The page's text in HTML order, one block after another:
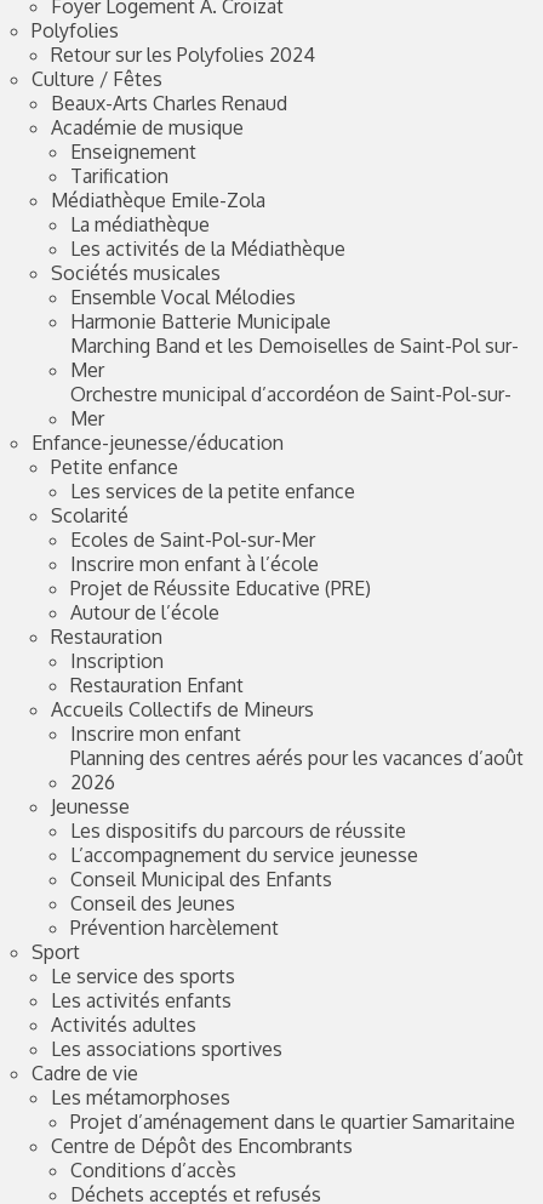
Foyer Logement A. Croizat
Polyfolies
Retour sur les Polyfolies 2024
Culture / Fêtes
Beaux-Arts Charles Renaud
Académie de musique
Enseignement
Tarification
Médiathèque Emile-Zola
La médiathèque
Les activités de la Médiathèque
Sociétés musicales
Ensemble Vocal Mélodies
Harmonie Batterie Municipale
Marching Band et les Demoiselles de Saint-Pol sur-
Mer
Orchestre municipal d’accordéon de Saint-Pol-sur-
Mer
Enfance-jeunesse/éducation
Petite enfance
Les services de la petite enfance
Scolarité
Ecoles de Saint-Pol-sur-Mer
Inscrire mon enfant à l’école
Projet de Réussite Educative (PRE)
Autour de l’école
Restauration
Inscription
Restauration Enfant
Accueils Collectifs de Mineurs
Inscrire mon enfant
Planning des centres aérés pour les vacances d’août
2026
Jeunesse
Les dispositifs du parcours de réussite
L’accompagnement du service jeunesse
Conseil Municipal des Enfants
Conseil des Jeunes
Prévention harcèlement
Sport
Le service des sports
Les activités enfants
Activités adultes
Les associations sportives
Cadre de vie
Les métamorphoses
Projet d’aménagement dans le quartier Samaritaine
Centre de Dépôt des Encombrants
Conditions d’accès
Déchets acceptés et refusés